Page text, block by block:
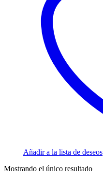
Añadir a la lista de deseos
Mostrando el único resultado